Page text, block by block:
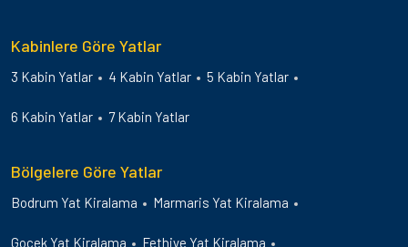
Kabinlere Göre Yatlar
3 Kabin Yatlar 4 Kabin Yatlar 5 Kabin Yatlar
6 Kabin Yatlar 7 Kabin Yatlar
Bölgelere Göre Yatlar
Bodrum Yat Kiralama Marmaris Yat Kiralama
Gocek Yat Kiralama Fethiye Yat Kiralama